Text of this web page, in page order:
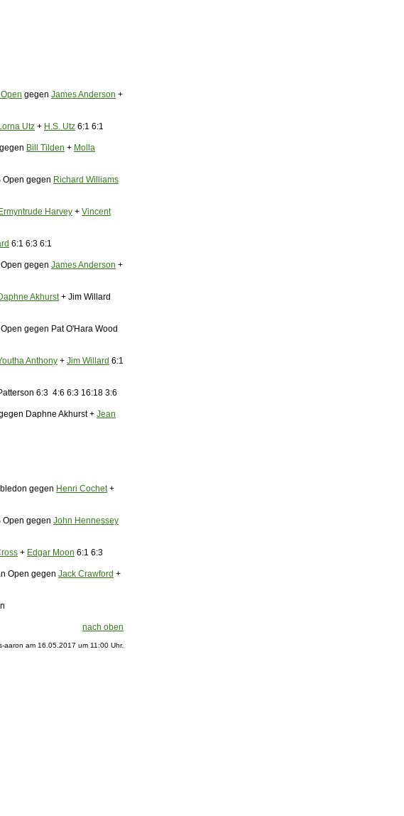
gegen James Anderson +
Utz + H.S. Utz 6:1 6:1
Bill Tilden + Molla
Open gegen Richard Williams
Ermyntrude Harvey + Vincent
6:1 6:3 6:1
gegen James Anderson +
Akhurst+ Jim Willard
gegen Pat O'Hara Wood
Anthony + Jim Willard 6:1
6:3 4:6 6:3 16:18 3:6
Daphne Akhurst + Jean
gegen Henri Cochet+
Open gegen John Hennessey
+ Edgar Moon 6:1 6:3
Open gegen Jack Crawford +
nach oben
aaron am 16.05.2017 um 11:00 Uhr.